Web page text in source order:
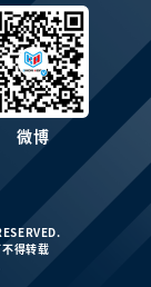
微博
不得转载